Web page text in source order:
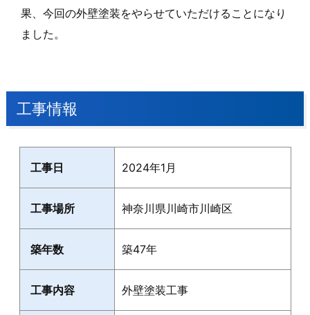
果、今回の外壁塗装をやらせていただけることになり
ました。
工事情報
工事日 2024年1月
工事場所 神奈川県川崎市川崎区
築年数 築47年
工事内容 外壁塗装工事